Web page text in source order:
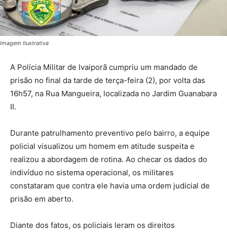
Imagem Ilustrativa
A Polícia Militar de Ivaiporã cumpriu um mandado de
prisão no final da tarde de terça-feira (2), por volta das
16h57, na Rua Mangueira, localizada no Jardim Guanabara
II.
Durante patrulhamento preventivo pelo bairro, a equipe
policial visualizou um homem em atitude suspeita e
realizou a abordagem de rotina. Ao checar os dados do
indivíduo no sistema operacional, os militares
constataram que contra ele havia uma ordem judicial de
prisão em aberto.
Diante dos fatos, os policiais leram os direitos